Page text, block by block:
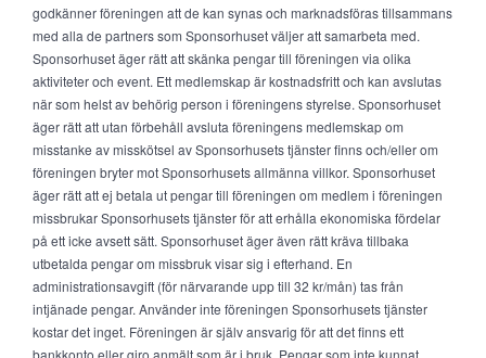
godkänner föreningen att de kan synas och marknadsföras tillsammans
med alla de partners som Sponsorhuset väljer att samarbeta med.
Sponsorhuset äger rätt att skänka pengar till föreningen via olika
aktiviteter och event. Ett medlemskap är kostnadsfritt och kan avslutas
när som helst av behörig person i föreningens styrelse. Sponsorhuset
äger rätt att utan förbehåll avsluta föreningens medlemskap om
misstanke av misskötsel av Sponsorhusets tjänster finns och/eller om
föreningen bryter mot Sponsorhusets allmänna villkor. Sponsorhuset
äger rätt att ej betala ut pengar till föreningen om medlem i föreningen
missbrukar Sponsorhusets tjänster för att erhålla ekonomiska fördelar
på ett icke avsett sätt. Sponsorhuset äger även rätt kräva tillbaka
utbetalda pengar om missbruk visar sig i efterhand. En
administrationsavgift (för närvarande upp till 32 kr/mån) tas från
intjänade pengar. Använder inte föreningen Sponsorhusets tjänster
kostar det inget. Föreningen är själv ansvarig för att det finns ett
bankkonto eller giro anmält som är i bruk. Pengar som inte kunnat